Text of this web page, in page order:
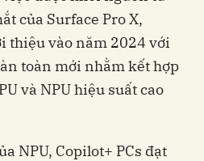
của Surface Pro X,
thiệu vào năm 2024 với
toàn mới nhằm kết hợp
và NPU hiệu suất cao
NPU, Copilot+ PCs đạt